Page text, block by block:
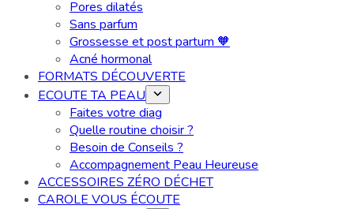
Pores dilatés
Sans parfum
Grossesse et post partum 🧡
Acné hormonal
FORMATS DÉCOUVERTE
ECOUTE TA PEAU
Faites votre diag
Quelle routine choisir ?
Besoin de Conseils ?
Accompagnement Peau Heureuse
ACCESSOIRES ZÉRO DÉCHET
CAROLE VOUS ÉCOUTE